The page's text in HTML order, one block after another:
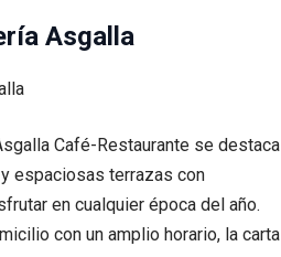
Asgalla
Café-Restaurante se destaca
espaciosas terrazas con
en cualquier época del año.
con un amplio horario, la carta